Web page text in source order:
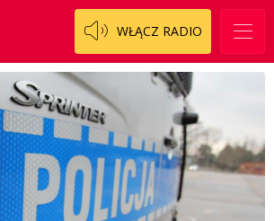
WŁĄCZ RADIO